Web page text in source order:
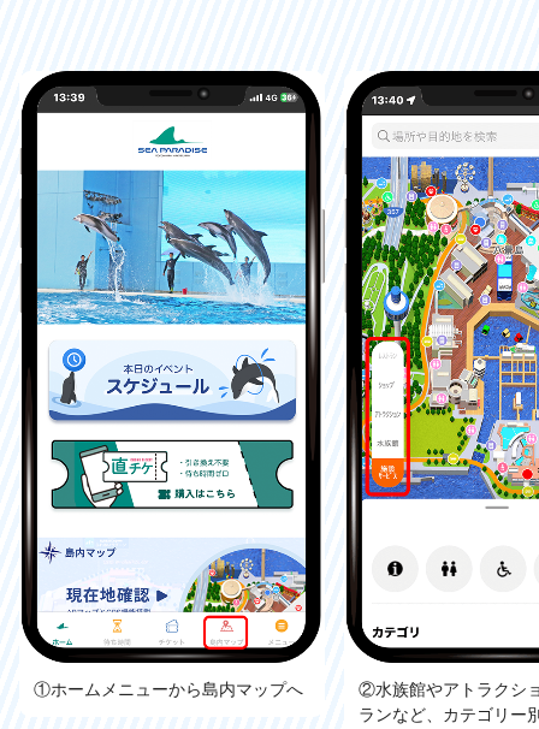
①ホームメニューから島内マップへ
②水族館やアトラクシ
ランなど、カテゴリー